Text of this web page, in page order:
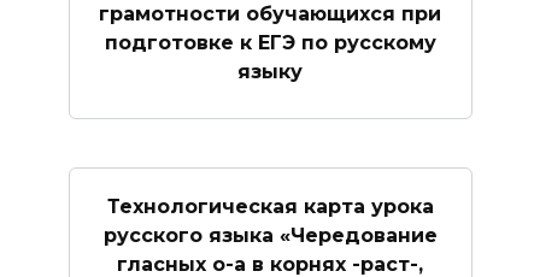
грамотности обучающихся при
подготовке к ЕГЭ по русскому
языку
Технологическая карта урока
русского языка «Чередование
гласных о-а в корнях -раст-,